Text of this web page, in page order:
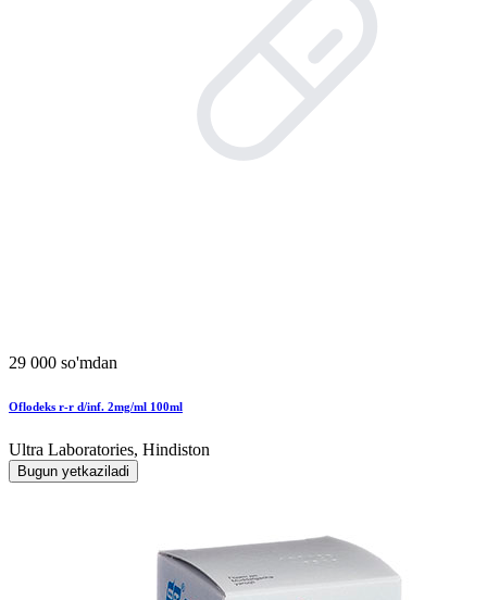
29 000 so'mdan
Oflodeks r-r d/inf. 2mg/ml 100ml
Ultra Laboratories, Hindiston
Bugun yetkaziladi